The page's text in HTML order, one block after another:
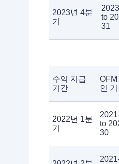
2023년 4분
기
to
31
수익 지급
기간
OFM
인
2022년 1분
기
to
30